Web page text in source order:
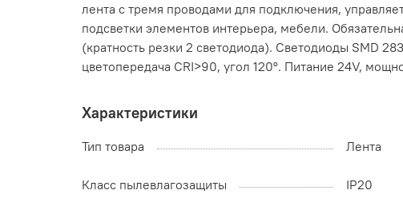
лента с тремя проводами для подключения,
подсветки элементов интерьера, мебели.
(кратность резки 2 светодиода). Светодиоды SMD
цветопередача CRI>90, угол 120°. Питание 24V,
Характеристики
Тип товара Лента
Класс пылевлагозащиты IP20